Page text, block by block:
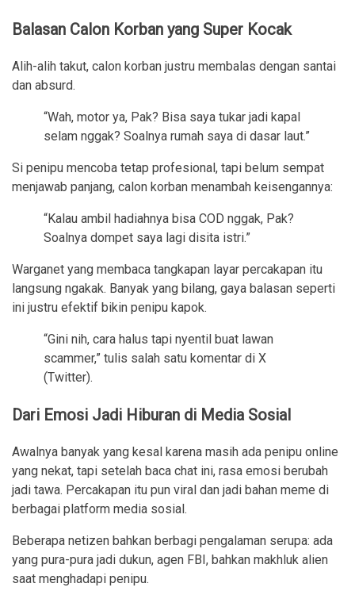
Balasan Calon Korban yang Super Kocak
Alih-alih takut, calon korban justru membalas dengan santai
dan absurd.
“Wah, motor ya, Pak? Bisa saya tukar jadi kapal
selam nggak? Soalnya rumah saya di dasar laut.”
Si penipu mencoba tetap profesional, tapi belum sempat
menjawab panjang, calon korban menambah keisengannya:
“Kalau ambil hadiahnya bisa COD nggak, Pak?
Soalnya dompet saya lagi disita istri.”
Warganet yang membaca tangkapan layar percakapan itu
langsung ngakak. Banyak yang bilang, gaya balasan seperti
ini justru efektif bikin penipu kapok.
“Gini nih, cara halus tapi nyentil buat lawan
scammer,” tulis salah satu komentar di X
(Twitter).
Dari Emosi Jadi Hiburan di Media Sosial
Awalnya banyak yang kesal karena masih ada penipu online
yang nekat, tapi setelah baca chat ini, rasa emosi berubah
jadi tawa. Percakapan itu pun viral dan jadi bahan meme di
berbagai platform media sosial.
Beberapa netizen bahkan berbagi pengalaman serupa: ada
yang pura-pura jadi dukun, agen FBI, bahkan makhluk alien
saat menghadapi penipu.